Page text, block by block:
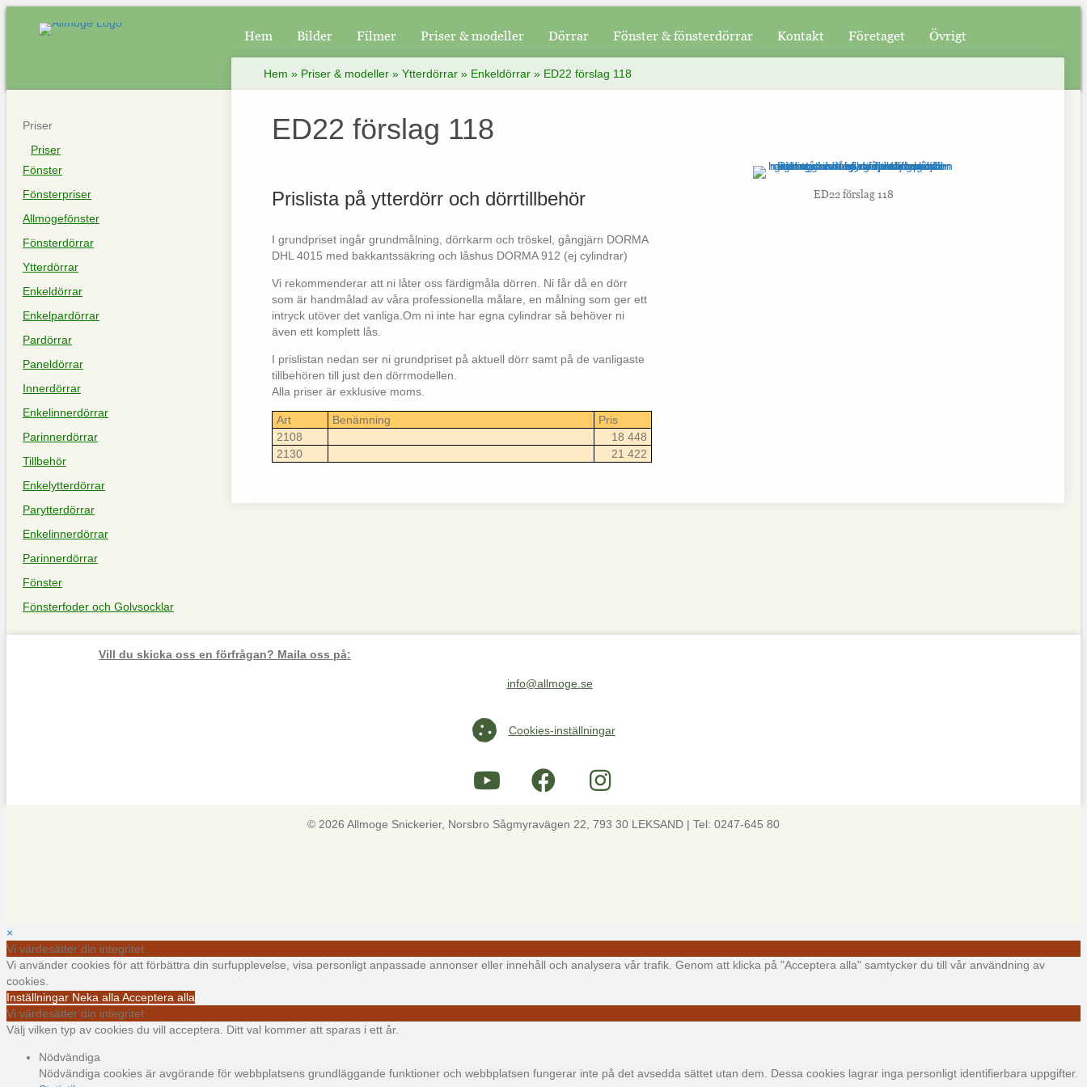
Hem Bilder Filmer Priser & modeller Dörrar Fönster & fönsterdörrar Kontakt Företaget Övrigt
Priser
Priser
Fönster
Fönsterpriser
Allmogefönster
Fönsterdörrar
Ytterdörrar
Enkeldörrar
Enkelpardörrar
Pardörrar
Paneldörrar
Innerdörrar
Enkelinnerdörrar
Parinnerdörrar
Tillbehör
Enkelytterdörrar
Parytterdörrar
Enkelinnerdörrar
Parinnerdörrar
Fönster
Fönsterfoder och Golvsocklar
Hem » Priser & modeller» Ytterdörrar» Enkeldörrar» ED22 förslag 118
ED22 förslag 118
Prislista på ytterdörr och dörrtillbehör
I grundpriset ingår grundmålning, dörrkarm och tröskel, gångjärn DORMA
DHL 4015 med bakkantssäkring och låshus DORMA 912 (ej cylindrar)
Vi rekommenderar att ni låter oss färdigmåla dörren. Ni får då en dörr
som är handmålad av våra professionella målare, en målning som ger ett
intryck utöver det vanliga.Om ni inte har egna cylindrar så behöver ni
även ett komplett lås.
I prislistan nedan ser ni grundpriset på aktuell dörr samt på de vanligaste
tillbehören till just den dörrmodellen.
Alla priser är exklusive moms.
Art Benämning
Pris
2108
18 448
2130
21 422
ED22 förslag 118
Vill du skicka oss en förfrågan? Maila oss på:
Maila oss på info@allmoge.se
info@allmoge.se
Cookies-inställningar
Cookies-inställningar
© 2026 Allmoge Snickerier, Norsbro Sågmyravägen 22, 793 30 LEKSAND | Tel: 0247-645 80
×
Vi värdesätter din integritet
Vi använder cookies för att förbättra din surfupplevelse, visa personligt anpassade annonser eller innehåll och analysera vår trafik. Genom att klicka på "Acceptera alla" samtycker du till vår användning av
cookies.
Inställningar Neka alla Acceptera alla
Vi värdesätter din integritet
Välj vilken typ av cookies du vill acceptera. Ditt val kommer att sparas i ett år.
Nödvändiga
Nödvändiga cookies är avgörande för webbplatsens grundläggande funktioner och webbplatsen fungerar inte på det avsedda sättet utan dem. Dessa cookies lagrar inga personligt identifierbara uppgifter.